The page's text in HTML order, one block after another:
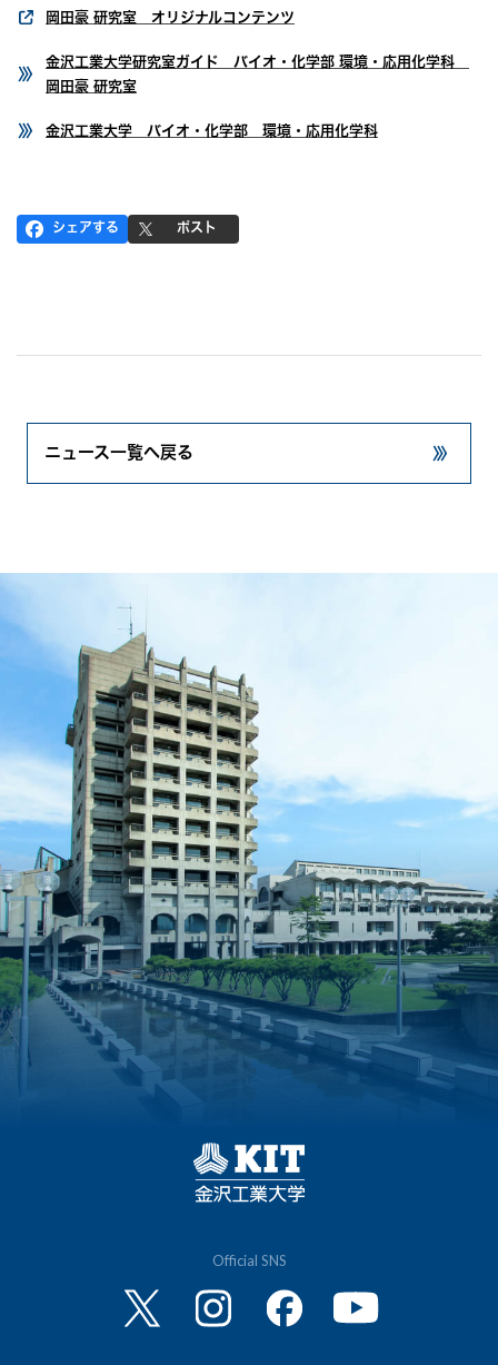
岡田豪 研究室 オリジナルコンテンツ
金沢工業大学研究室ガイド バイオ・化学部 環境・応用化学科
岡田豪 研究室
金沢工業大学 バイオ・化学部 環境・応用化学科
シェアする ポスト
ニュース一覧へ戻る
Official SNS